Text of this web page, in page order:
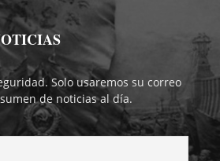
Solo usaremos su correo
de noticias al día.